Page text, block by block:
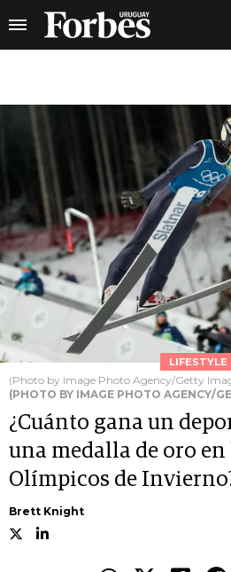
LIFESTYLE
(Photo by Image Photo Agency/Getty
(PHOTO BY IMAGE PHOTO AGENCY/
¿Cuánto gana un
una medalla de oro en
Olímpicos de
Brett Knight